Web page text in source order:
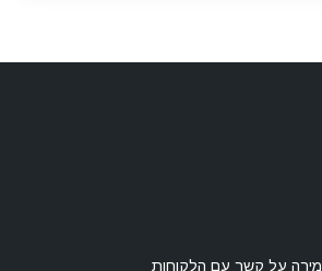
על קשר עם הלקוחות